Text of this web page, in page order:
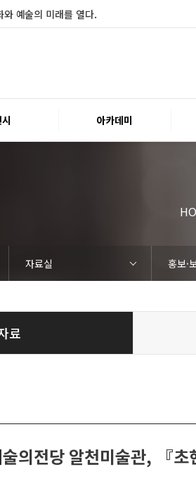
와 예술의 미래를 열다.
아카데미
자료실
홍보·
공연일정
객석안내 화랑홀
원화홀
티켓안내 티켓안
할인규
취소·
문화나눔티켓
공연예절·서비스 공연장
공연장
전시일정 현재전
예정전
지난전
전시연계교육신청
알천미술관소장품
전시예절·서비스 미술관
미술관
교육일정
행사일정
행사소개 경주
국제경
금속공
경주 e
돗자리
국제경
교촌문
신라문
국제뮤
경주문
교촌버
지역예
봉황대
경주국
제야의
한수원
한복문
동아시
MyK
경주시
뉴스
갤러리
대관공고·절차 경주예
경주문
대관운영조례 운영조
운영규
사용료
대관신청 경주예
경주문
경주예술의전당 시설소
공연장
알천미
기타시
경주문화관1918
시립예술단 시립극
시립합
시립신
연간일
공지사항 공지사
입찰정
채용정
자료실 홍보·
서식·
웹진
Q&A FAQ
질문과
우수고객 회원안
우수고
인사말
재단소개 비전전
사업안
연혁
재단CI
조직도
ESG 윤리·경영 ESG경
인권경
임직원
문화서
통합신
경영공시 경영목
결산서
경영실
외부기
기타공
계약현
기부금
업무추
오시는길 경주예
경주문
신라금
료
의전당 알천미술관, 『